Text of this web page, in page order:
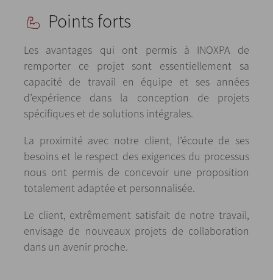
Points forts
Les avantages qui ont permis à INOXPA de
remporter ce projet sont essentiellement sa
capacité de travail en équipe et ses années
d’expérience dans la conception de projets
spécifiques et de solutions intégrales.
La proximité avec notre client, l’écoute de ses
besoins et le respect des exigences du processus
nous ont permis de concevoir une proposition
totalement adaptée et personnalisée.
Le client, extrêmement satisfait de notre travail,
envisage de nouveaux projets de collaboration
dans un avenir proche.